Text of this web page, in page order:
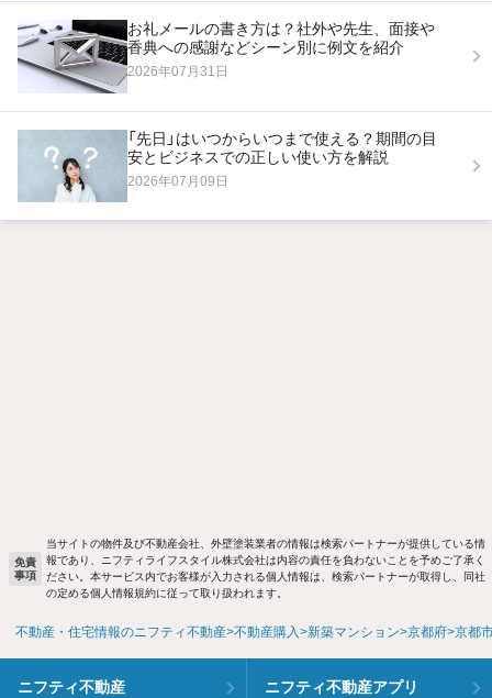
お礼メールの書き方は？社外や先生、面接や
香典への感謝などシーン別に例文を紹介
2026年07月31日
「先日」はいつからいつまで使える？期間の目
安とビジネスでの正しい使い方を解説
2026年07月09日
免責
事項
当サイトの物件及び不動産会社、外壁塗装業者の情報は検索パートナーが提供している情
報であり、ニフティライフスタイル株式会社は内容の責任を負わないことを予めご了承く
ださい。本サービス内でお客様が入力される個人情報は、検索パートナーが取得し、同社
の定める個人情報規約に従って取り扱われます。
不動産・住宅情報のニフティ不動産 不動産購入 新築マンション 京都府 京都
ニフティ不動産 ニフティ不動産アプリ